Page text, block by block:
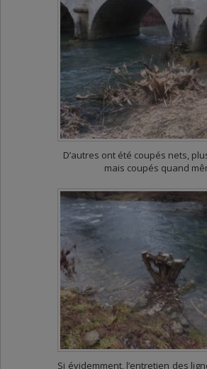
D’autres ont été coupés nets,
mais coupés quand
Si évidemment, l’entretien des